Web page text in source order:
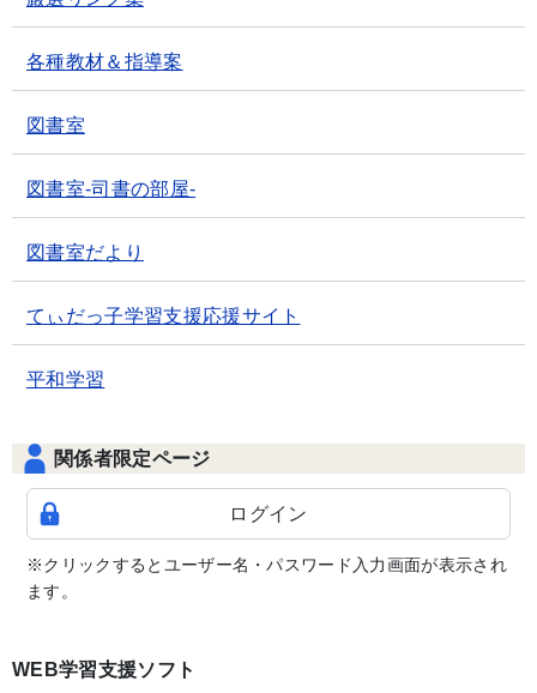
各種教材＆指導案
図書室
図書室-司書の部屋-
図書室だより
てぃだっ子学習支援応援サイト
平和学習
関係者限定ページ
ログイン
※クリックするとユーザー名・パスワード入力画面が表示され
ます。
WEB学習支援ソフト